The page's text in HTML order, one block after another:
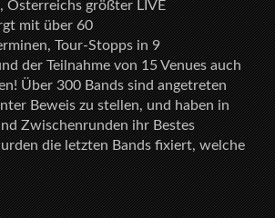
Österreichs größter LIVE
mit über 60
Tour-Stopps in 9
der Teilnahme von 15 Venues auch
Über 300 Bands sind angetreten
Beweis zu stellen, und haben in
Zwischenrunden ihr Bestes
die letzten Bands fixiert, welche